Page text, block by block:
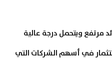
مرتفع ويتحمل درجة عالية
في أسهم الشركات التي